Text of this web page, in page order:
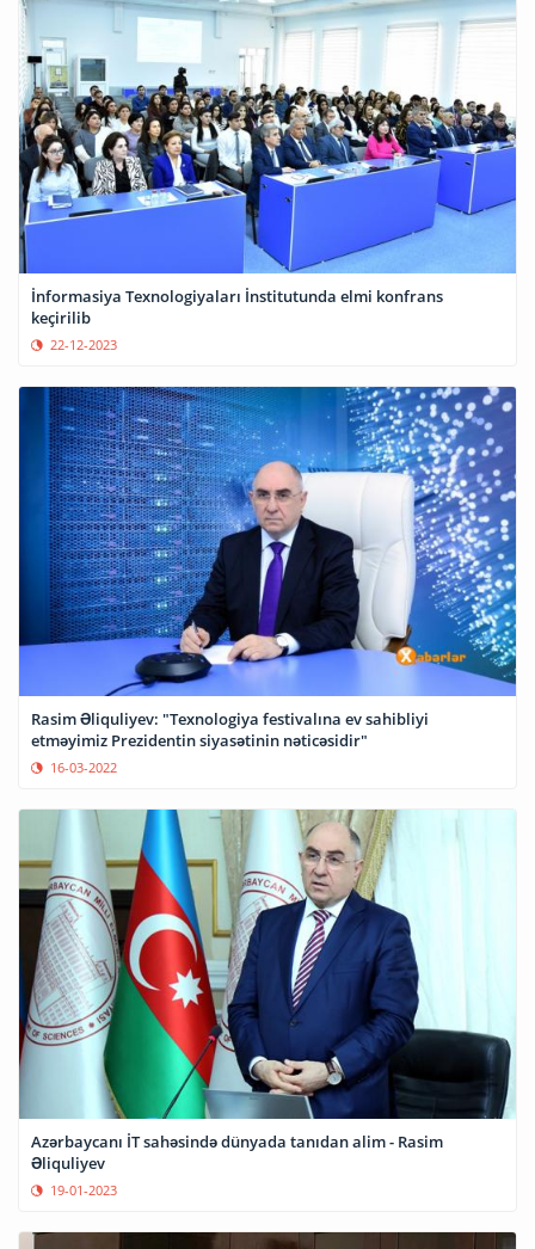
İnformasiya Texnologiyaları İnstitutunda elmi konfrans
keçirilib
22-12-2023
Rasim Əliquliyev: "Texnologiya festivalına ev sahibliyi
etməyimiz Prezidentin siyasətinin nəticəsidir"
16-03-2022
Azərbaycanı İT sahəsində dünyada tanıdan alim - Rasim
Əliquliyev
19-01-2023